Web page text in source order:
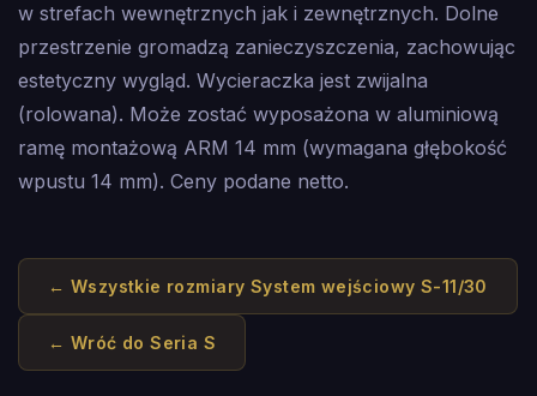
w strefach wewnętrznych jak i zewnętrznych. Dolne
przestrzenie gromadzą zanieczyszczenia, zachowując
estetyczny wygląd. Wycieraczka jest zwijalna
(rolowana). Może zostać wyposażona w aluminiową
ramę montażową ARM 14 mm (wymagana głębokość
wpustu 14 mm). Ceny podane netto.
← Wszystkie rozmiary System wejściowy S-11/30
← Wróć doSeria S